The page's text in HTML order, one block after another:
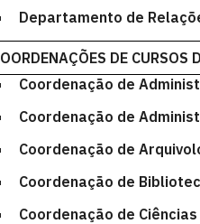
Departamento de
DE CURSOS
Coordenação de
Coordenação de
Coordenação de
Coordenação de
Coordenação de